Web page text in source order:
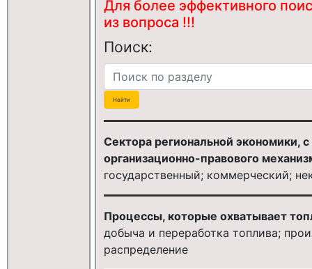
Для более эффективного
из вопроса !!!
Поиск:
Сектора региональной экономики,
организационно-правового
государственный; коммерческий;
Процессы, которые охватывает
добыча и переработка топлива;
распределение